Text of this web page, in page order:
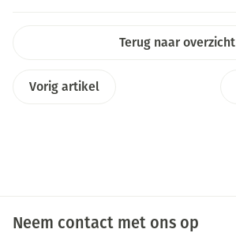
Terug naar overzicht
Vorig artikel
Neem contact met ons op